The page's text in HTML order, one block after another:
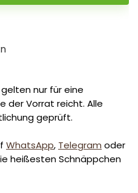
nur für eine
der Vorrat reicht. Alle
geprüft.
WhatsApp, Telegram oder
heißesten Schnäppchen